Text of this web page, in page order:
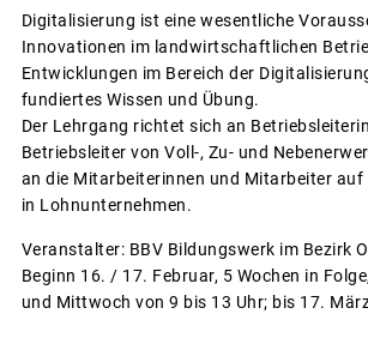
Digitalisierung ist eine wesentliche
Innovationen im landwirtschaftlichen
Entwicklungen im Bereich der
fundiertes Wissen und Übung.
Der Lehrgang richtet sich an
Betriebsleiter von Voll-, Zu- und
an die Mitarbeiterinnen und Mitarbeiter auf
in Lohnunternehmen.
Veranstalter: BBV Bildungswerk im Bezirk
Beginn 16. / 17. Februar, 5 Wochen in
und Mittwoch von 9 bis 13 Uhr; bis 17.